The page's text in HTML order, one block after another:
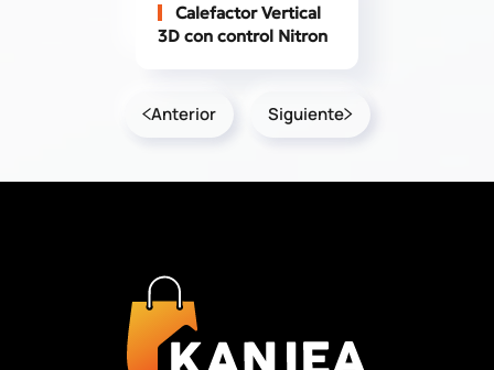
Calefactor Vertical
3D con control Nitron
Anterior Siguiente